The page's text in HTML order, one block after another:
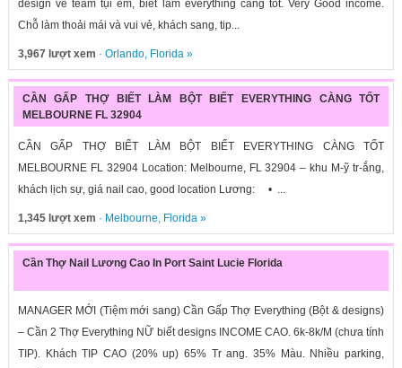
design về team tụi em, biết làm everything càng tốt. Very Good income.
Chỗ làm thoải mái và vui vẻ, khách sang, tip...
3,967 lượt xem · Orlando, Florida»
CẦN GẤP THỢ BIẾT LÀM BỘT BIẾT EVERYTHING CÀNG TỐT
MELBOURNE FL 32904
CẦN GẤP THỢ BIẾT LÀM BỘT BIẾT EVERYTHING CÀNG TỐT
MELBOURNE FL 32904 Location: Melbourne, FL 32904 – khu M-ỹ tr-ắng,
khách lịch sự, giá nail cao, good location Lương: • ...
1,345 lượt xem · Melbourne, Florida»
Cần Thợ Nail Lương Cao In Port Saint Lucie Florida
MANAGER MỚI (Tiệm mới sang) Cần Gấp Thợ Everything (Bột & designs)
– Cần 2 Thợ Everything NỮ biết designs INCOME CAO. 6k-8k/M (chưa tính
TIP). Khách TIP CAO (20% up) 65% Tr ang. 35% Màu. Nhiều parking,